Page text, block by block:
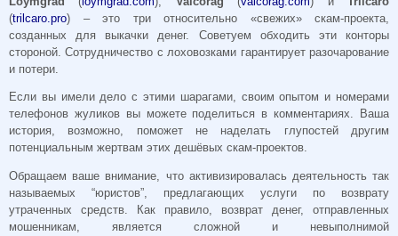
(trilcaro.pro) – это три относительно «свежих» скам-проекта,
созданных для выкачки денег. Советуем обходить эти конторы
стороной. Сотрудничество с лоховозками гарантирует разочарование
и потери.
Если вы имели дело с этими шарагами, своим опытом и номерами
телефонов жуликов вы можете поделиться в комментариях. Ваша
история, возможно, поможет не наделать глупостей другим
потенциальным жертвам этих дешёвых скам-проектов.
Обращаем ваше внимание, что активизировалась деятельность так
называемых “юристов”, предлагающих услуги по возврату
утраченных средств. Как правило, возврат денег, отправленных
мошенникам, является сложной и невыполнимой